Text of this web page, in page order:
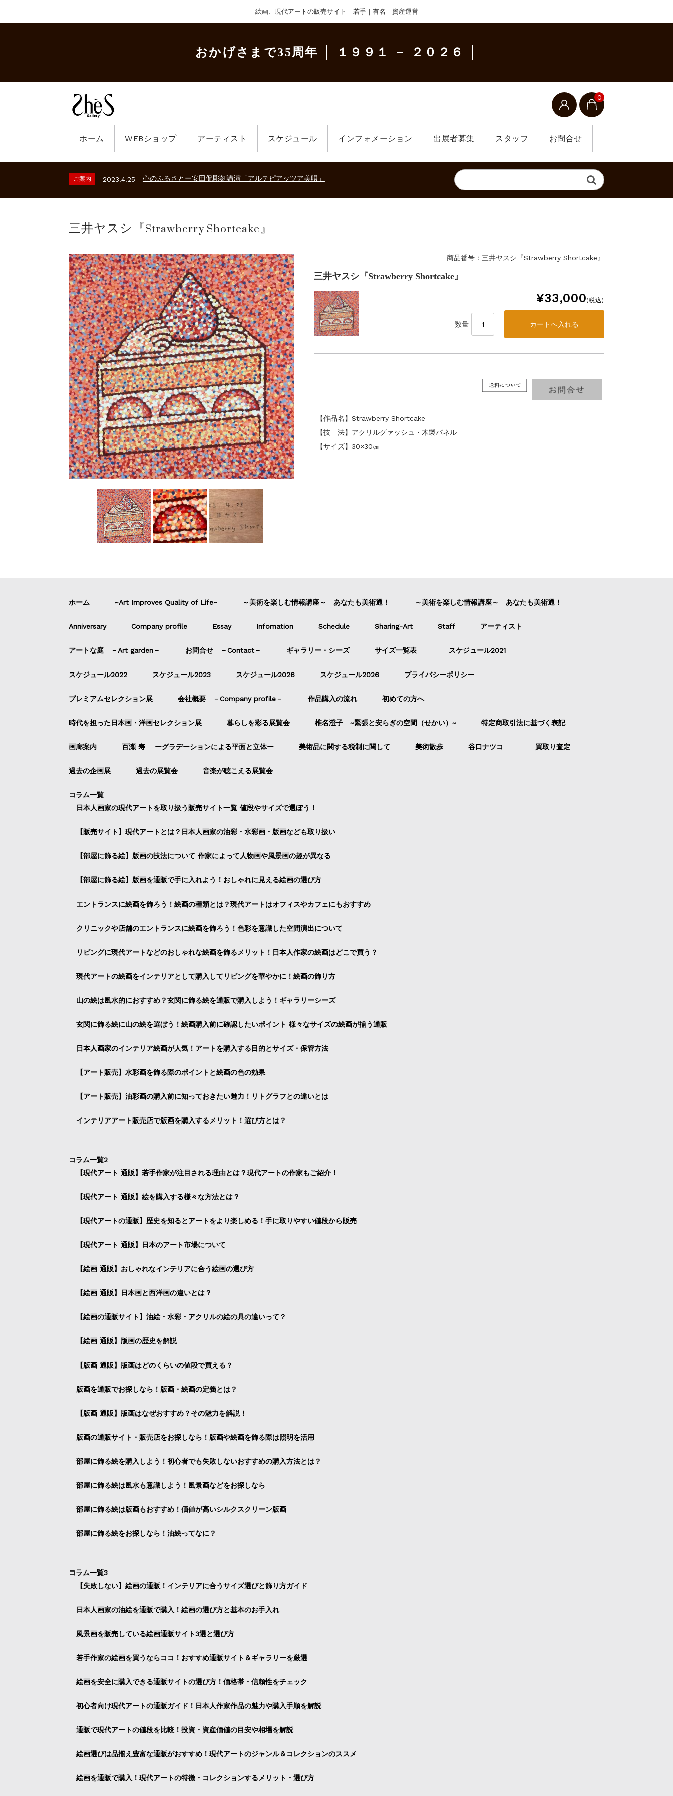
絵画、現代アートの販売サイト｜若手｜有名｜資産運営
おかげさまで35周年 │ １９９１ － ２０２６ │
0
ホーム WEBショップ アーティスト スケジュール インフォメーション 出展者募集 スタッフ お問合せ
ご案内 2023.2.25 ギャラリーシーズ「秋の美術散歩 京都・大阪 ～二都物語～」
2026.2.17 砂澤ビッキ展 －砂澤ビッキの生きた時代－
ご案内 2023.2.25 ギャラリーシーズ「秋の美術散歩 京都・大阪 ～二都物語～」
三井ヤスシ『Strawberry Shortcake』
商品番号：三井ヤスシ『Strawberry Shortcake』
三井ヤスシ『Strawberry Shortcake』
¥33,000(税込)
数量
【作品名】Strawberry Shortcake
【技 法】アクリルグァッシュ・木製パネル
【サイズ】30×30㎝
ホーム ~Art Improves Quality of Life~ ～美術を楽しむ情報講座～ あなたも美術通！ ～美術を楽しむ情報講座～ あなたも美術通！
Anniversary Company profile Essay Infomation Schedule Sharing-Art Staff アーティスト
アートな庭 －Art garden－ お問合せ －Contact－ ギャラリー・シーズ サイズ一覧表 スケジュール2021
スケジュール2022 スケジュール2023 スケジュール2026 スケジュール2026 プライバシーポリシー
プレミアムセレクション展 会社概要 －Company profile－ 作品購入の流れ 初めての方へ
時代を担った日本画・洋画セレクション展 暮らしを彩る展覧会 椎名澄子 ~緊張と安らぎの空間（せかい）~ 特定商取引法に基づく表記
画廊案内 百瀬 寿 ーグラデーションによる平面と立体ー 美術品に関する税制に関して 美術散歩 谷口ナツコ 買取り査定
過去の企画展 過去の展覧会 音楽が聴こえる展覧会
コラム一覧
日本人画家の現代アートを取り扱う販売サイト一覧 値段やサイズで選ぼう！
【販売サイト】現代アートとは？日本人画家の油彩・水彩画・版画なども取り扱い
【部屋に飾る絵】版画の技法について 作家によって人物画や風景画の趣が異なる
【部屋に飾る絵】版画を通販で手に入れよう！おしゃれに見える絵画の選び方
エントランスに絵画を飾ろう！絵画の種類とは？現代アートはオフィスやカフェにもおすすめ
クリニックや店舗のエントランスに絵画を飾ろう！色彩を意識した空間演出について
リビングに現代アートなどのおしゃれな絵画を飾るメリット！日本人作家の絵画はどこで買う？
現代アートの絵画をインテリアとして購入してリビングを華やかに！絵画の飾り方
山の絵は風水的におすすめ？玄関に飾る絵を通販で購入しよう！ギャラリーシーズ
玄関に飾る絵に山の絵を選ぼう！絵画購入前に確認したいポイント 様々なサイズの絵画が揃う通販
日本人画家のインテリア絵画が人気！アートを購入する目的とサイズ・保管方法
【アート販売】水彩画を飾る際のポイントと絵画の色の効果
【アート販売】油彩画の購入前に知っておきたい魅力！リトグラフとの違いとは
インテリアアート販売店で版画を購入するメリット！選び方とは？
コラム一覧2
【現代アート 通販】若手作家が注目される理由とは？現代アートの作家もご紹介！
【現代アート 通販】絵を購入する様々な方法とは？
【現代アートの通販】歴史を知るとアートをより楽しめる！手に取りやすい値段から販売
【現代アート 通販】日本のアート市場について
【絵画 通販】おしゃれなインテリアに合う絵画の選び方
【絵画 通販】日本画と西洋画の違いとは？
【絵画の通販サイト】油絵・水彩・アクリルの絵の具の違いって？
【絵画 通販】版画の歴史を解説
【版画 通販】版画はどのくらいの値段で買える？
版画を通販でお探しなら！版画・絵画の定義とは？
【版画 通販】版画はなぜおすすめ？その魅力を解説！
版画の通販サイト・販売店をお探しなら！版画や絵画を飾る際は照明を活用
部屋に飾る絵を購入しよう！初心者でも失敗しないおすすめの購入方法とは？
部屋に飾る絵は風水も意識しよう！風景画などをお探しなら
部屋に飾る絵は版画もおすすめ！価値が高いシルクスクリーン版画
部屋に飾る絵をお探しなら！油絵ってなに？
コラム一覧3
【失敗しない】絵画の通販！インテリアに合うサイズ選びと飾り方ガイド
日本人画家の油絵を通販で購入！絵画の選び方と基本のお手入れ
風景画を販売している絵画通販サイト3選と選び方
若手作家の絵画を買うならココ！おすすめ通販サイト＆ギャラリーを厳選
絵画を安全に購入できる通販サイトの選び方！価格帯・信頼性をチェック
初心者向け現代アートの通販ガイド！日本人作家作品の魅力や購入手順を解説
通販で現代アートの値段を比較！投資・資産価値の目安や相場を解説
絵画選びは品揃え豊富な通販がおすすめ！現代アートのジャンル＆コレクションのススメ
絵画を通販で購入！現代アートの特徴・コレクションするメリット・選び方